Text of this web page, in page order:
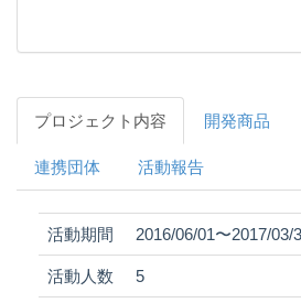
プロジェクト内容 開発商品
連携団体 活動報告
活動期間 2016/06/01〜2017/03/
活動人数 5